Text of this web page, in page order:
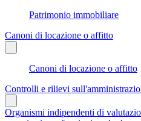
Patrimonio immobiliare
Canoni di locazione o affitto
Canoni di locazione o affitto
Controlli e rilievi
Organismi indipendenti di